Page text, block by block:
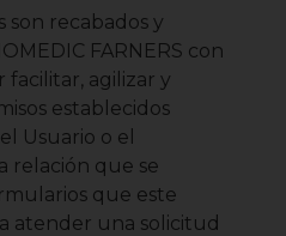
son recabados y
FARNERS con
facilitar, agilizar y
establecidos
Usuario o el
relación que se
que este
atender una solicitud